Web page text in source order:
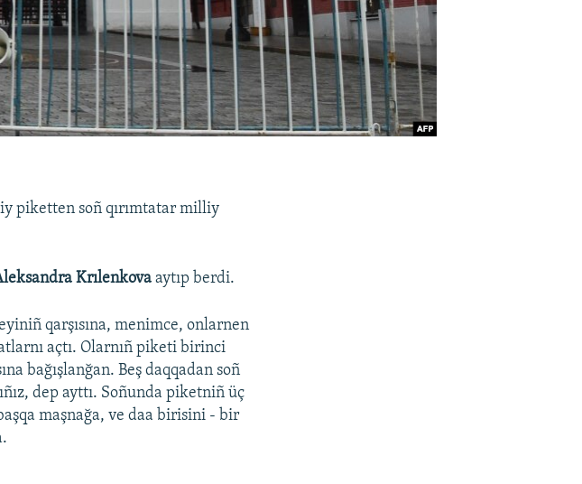
piketten soñ qırımtatar milliy
Krılenkovaaytıp berdi.
qarşısına, menimce, onlarnen
açtı. Olarnıñ piketi birinci
bağışlanğan. Beş daqqadan soñ
dep ayttı. Soñunda piketniñ üç
maşnağa, ve daa birisini - bir